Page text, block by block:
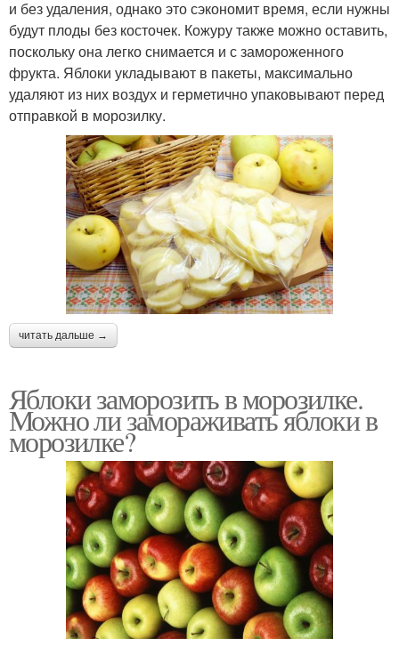
и без удаления, однако это сэкономит время, если нужны
будут плоды без косточек. Кожуру также можно оставить,
поскольку она легко снимается и с замороженного
фрукта. Яблоки укладывают в пакеты, максимально
удаляют из них воздух и герметично упаковывают перед
отправкой в морозилку.
читать дальше →
Яблоки заморозить в морозилке.
Можно ли замораживать яблоки в
морозилке?